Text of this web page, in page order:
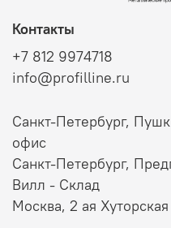
Контакты
+7 812 9974718
info@profilline.ru
Санкт-Петербург,
офис
Санкт-Петербург,
Вилл - Склад
Москва, 2 ая